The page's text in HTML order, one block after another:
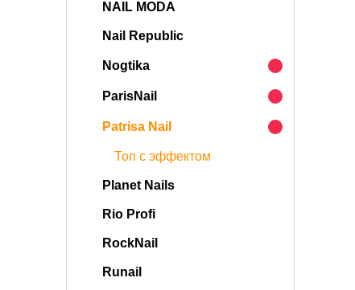
NAIL MODA
Nail Republic
Nogtika
ParisNail
Patrisa Nail
Топ с эффектом
Planet Nails
Rio Profi
RockNail
Runail